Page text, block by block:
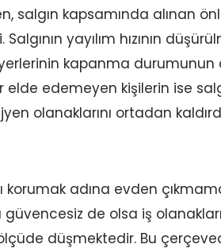
salgın kapsamında alınan
yayılım hızının
kapanma durumunun
elde edemeyen kişilerin ise
olanaklarını ortadan
korumak adına evden
de olsa iş
düşmektedir. Bu